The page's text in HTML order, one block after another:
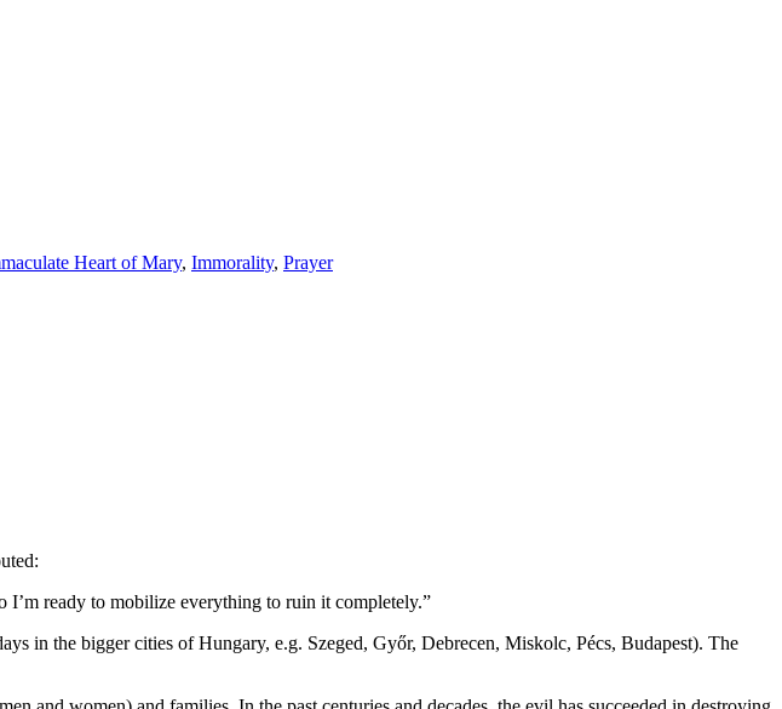
Heart of Mary, Immorality, Prayer
ready to mobilize everything to ruin it completely.”
in the bigger cities of Hungary, e.g. Szeged, Győr, Debrecen, Miskolc, Pécs, Budapest). The